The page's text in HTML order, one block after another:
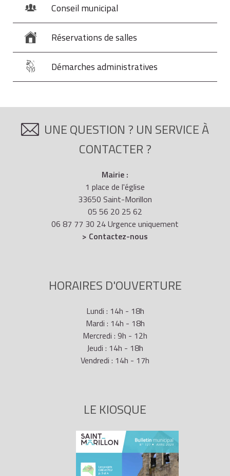
Conseil municipal
Réservations de salles
Démarches administratives
UNE QUESTION ? UN SERVICE À
CONTACTER ?
Mairie :
1 place de l'église
33650 Saint-Morillon
05 56 20 25 62
06 87 77 30 24 Urgence uniquement
> Contactez-nous
HORAIRES D'OUVERTURE
Lundi : 14h - 18h
Mardi : 14h - 18h
Mercredi : 9h - 12h
Jeudi : 14h - 18h
Vendredi : 14h - 17h
LE KIOSQUE